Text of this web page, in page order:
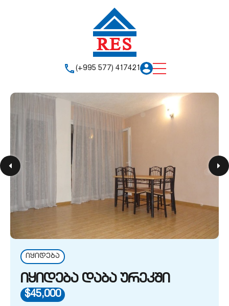
(+995 577) 417421
იყიდება
იყიდება დაბა ურეკში
$45,000